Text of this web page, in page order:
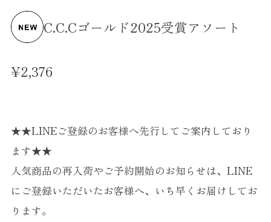
C.C.Cゴールド2025受賞アソート
¥2,376
★★LINEご登録のお客様へ先行してご案内しており
ます★★
人気商品の再入荷やご予約開始のお知らせは、LINE
にご登録いただいたお客様へ、いち早くお届けしてお
ります。